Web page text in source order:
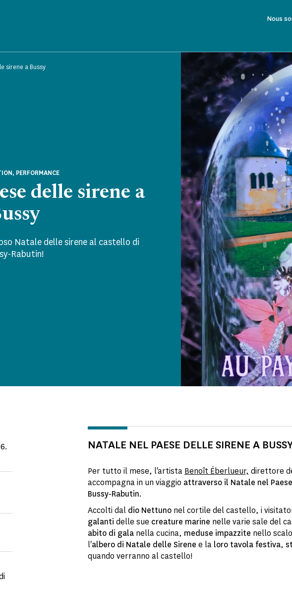
Nous
sirene a Bussy
delle sirene a
PERFORMANCE
Natale delle sirene al castello di
Rabutin!
NATALE NEL PAESE DELLE SIRENE A
Per tutto il mese, l'artista Benoît Éberlueur, direttore
accompagna in un viaggio attraverso il Natale nel
Bussy-Rabutin.
Accolti dal dio Nettuno nel cortile del castello, i
galanti delle sue creature marine nelle varie sale del
abito di gala nella cucina, meduse impazzite nello
l'albero di Natale delle Sirene e la loro tavola festiva,
quando verranno al castello!